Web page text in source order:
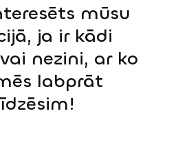
mūsu
ja ir kādi
nezini, ar ko
labprāt